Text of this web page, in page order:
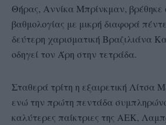
Θήρας, Αννίκα Μπρίνκμαν, βρέθηκε
βαθμολογίας με μικρή διαφορά
δεύτερη χαρισματική Βραζιλιάνα
οδηγεί τον Άρη στην τετράδα.
Σταθερά τρίτη η εξαιρετική Λίτσα
ενώ την πρώτη πεντάδα
καλύτερες παίκτριες της ΑΕΚ,